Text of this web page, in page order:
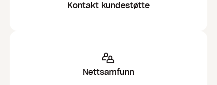
Kontakt kundestøtte
Nettsamfunn